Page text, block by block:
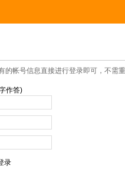
的帐号信息直接进行登录即可，不需
作答)
录